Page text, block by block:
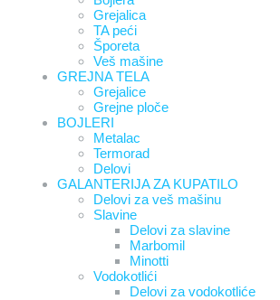
Grejalica
TA peći
Šporeta
Veš mašine
GREJNA TELA
Grejalice
Grejne ploče
BOJLERI
Metalac
Termorad
Delovi
GALANTERIJA ZA KUPATILO
Delovi za veš mašinu
Slavine
Delovi za slavine
Marbomil
Minotti
Vodokotlići
Delovi za vodokotliće